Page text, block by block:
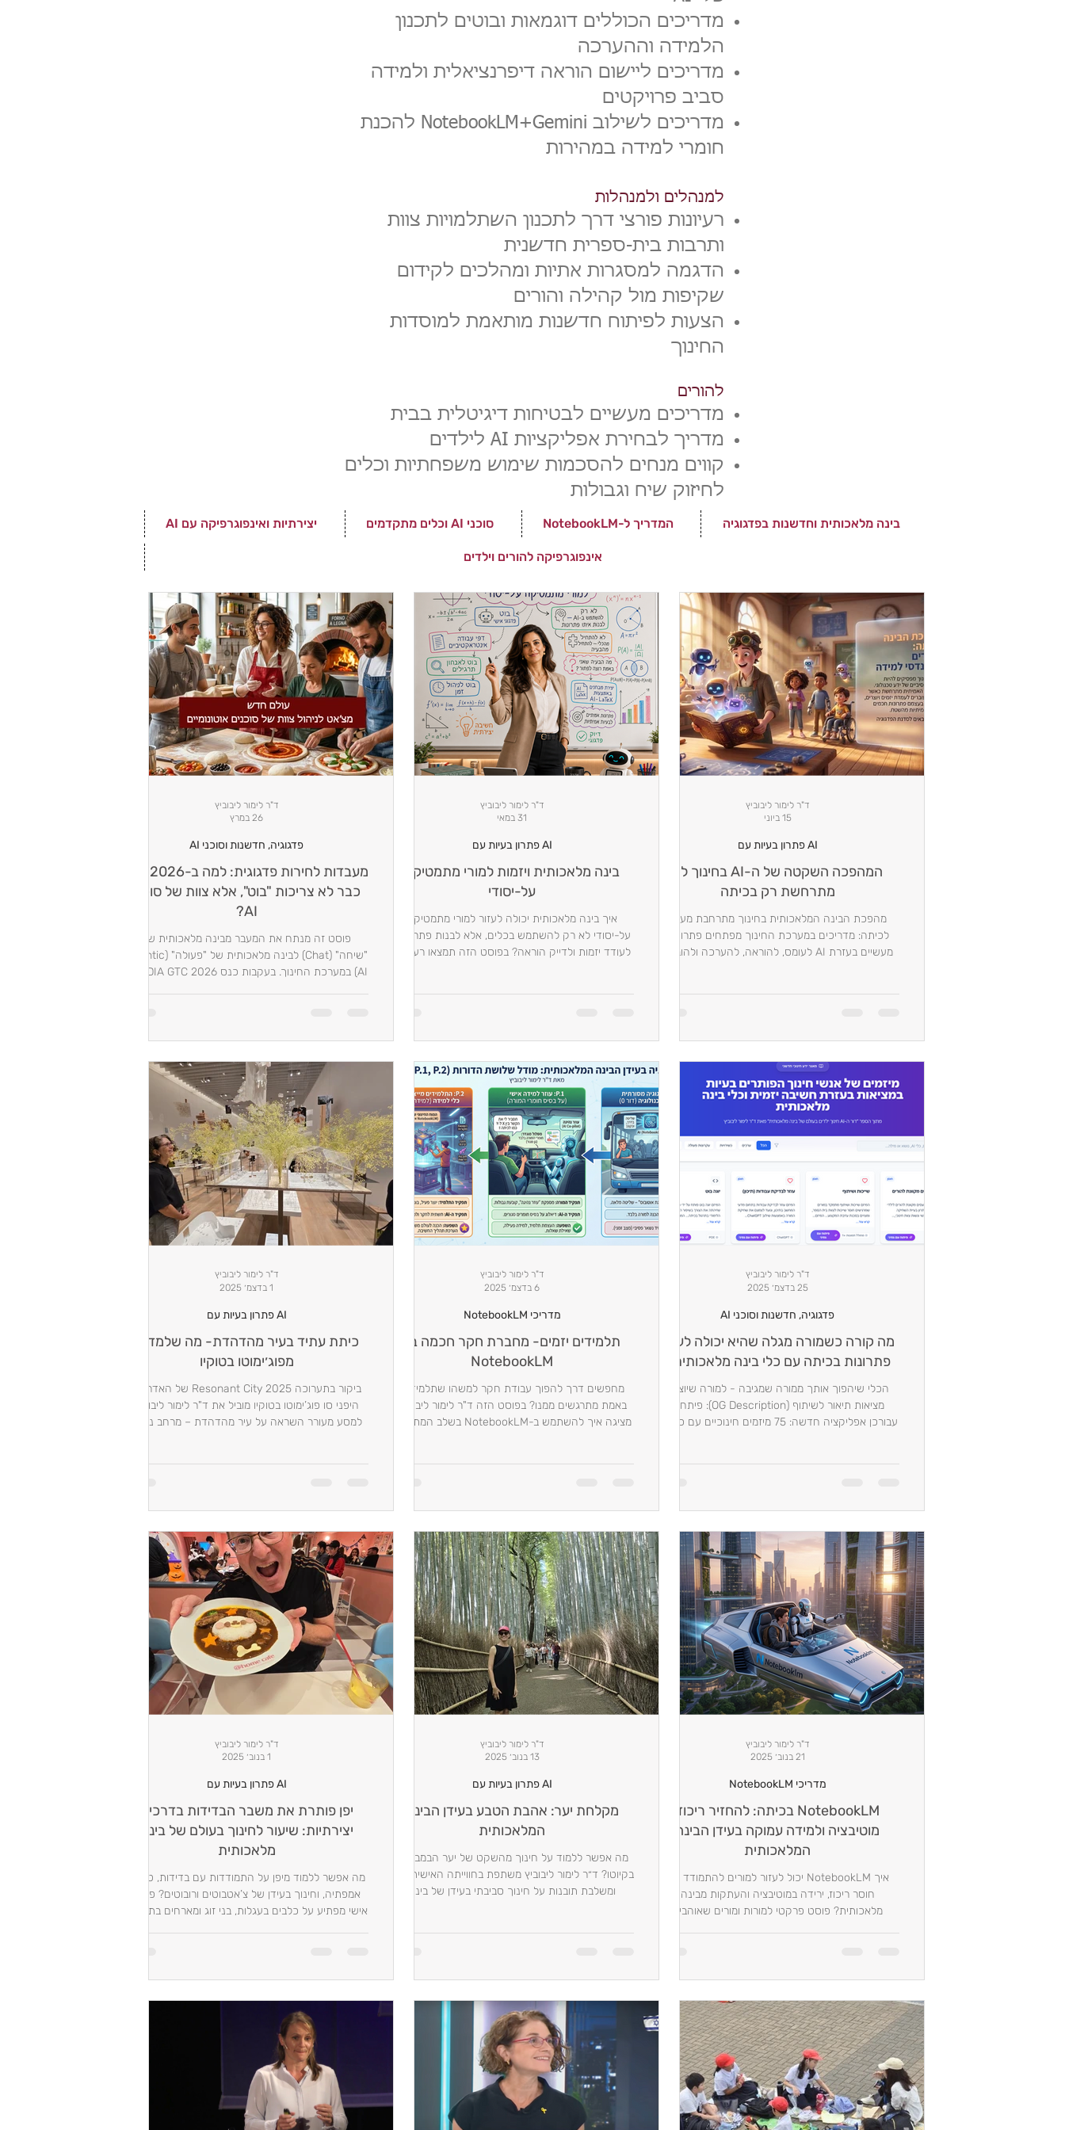
מדריכים הכוללים דוגמאות ובוטים לתכנון
הלמידה וההערכה
מדריכים ליישום הוראה דיפרנציאלית ולמידה
סביב פרויקטים
מדריכים לשילוב NotebookLM+Gemini להכנת
חומרי למידה במהירות
למנהלים ולמנהלות
רעיונות פורצי דרך לתכנון השתלמויות צוות
ותרבות בית-ספרית חדשנית
הדגמה למסגרות אתיות ומהלכים לקידום
שקיפות מול קהילה והורים
הצעות לפיתוח חדשנות מותאמת למוסדות
החינוך
להורים
מדריכים מעשיים לבטיחות דיגיטלית בבית
מדריך לבחירת אפליקציות AI לילדים
​קווים מנחים להסכמות שימוש משפחתיות וכלים
לחיזוק שיח וגבולות
בינה מלאכותית וחדשנות בפדגוגיה המדריך ל-NotebookLM סוכני AI וכלים מתקדמים יצירתיות ואינפוגרפיקה עם AI
אינפוגרפיקה להורים וילדים
המהפכה השקטה של ה-AI בחינוך לא
מתרחשת רק בכיתה
מהפכת הבינה המלאכותית בחינוך מתרחבת מעבר
לכיתה: מדריכים במערכת החינוך מפתחים פתרונות
מעשיים בעזרת AI לעומס, להוראה, להערכה ולהובלה
AI פתרון בעיות עם
ד"ר לימור ליבוביץ
15 ביוני
בינה מלאכותית ויזמות למורי מתמטיקה
על-יסודי
איך בינה מלאכותית יכולה לעזור למורי מתמטיקה
על-יסודי לא רק להשתמש בכלים, אלא לבנות פתרונות,
לעודד יזמות ולדייק הוראה? בפוסט הזה תמצאו רעיונות
AI פתרון בעיות עם
ד"ר לימור ליבוביץ
31 במאי
כבר לא צריכות "בוט", אלא צוות של סוכני
AI?
פוסט זה מנתח את המעבר מבינה מלאכותית של
"שיחה" (Chat) לבינה מלאכותית של "פעולה" (Agentic
פדגוגיה, חדשנות וסוכני AI
ד"ר לימור ליבוביץ
26 במרץ
מה קורה כשמורה מגלה שהיא יכולה לעצב
פתרונות בכיתה עם כלי בינה מלאכותית?
הכלי שיהפוך אותך ממורה שמגיבה - למורה שיוצרת
מציאות תיאור לשיתוף (OG Description): פיתחתי
עבורכן אפליקציה חדשה: 75 מיזמים חינוכיים עם כפתור
פדגוגיה, חדשנות וסוכני AI
ד"ר לימור ליבוביץ
25 בדצמ׳ 2025
תלמידים יזמים- מחברת חקר חכמה ב-
NotebookLM
מחפשים דרך להפוך עבודת חקר למשהו שתלמידים
באמת מתרגשים ממנו? בפוסט הזה ד"ר לימור ליבוביץ'
מציגה איך להשתמש ב-NotebookLM בשלב המתקדם
מדריכי NotebookLM
ד"ר לימור ליבוביץ
6 בדצמ׳ 2025
כיתת עתיד בעיר מהדהדת- מה שלמדתי
מפוג׳ימוטו בטוקיו
ביקור בתערוכה Resonant City 2025 של האדריכל
היפני סו פוג’ימוטו בטוקיו מוביל את ד"ר לימור ליבוביץ
למסע מעורר השראה על עיר מהדהדת – מרחב נושם
AI פתרון בעיות עם
ד"ר לימור ליבוביץ
1 בדצמ׳ 2025
NotebookLM בכיתה: להחזיר ריכוז,
מוטיבציה ולמידה עמוקה בעידן הבינה
המלאכותית
איך NotebookLM יכול לעזור למורים להתמודד עם
חוסר ריכוז, ירידה במוטיבציה והעתקות מבינה
מלאכותית? פוסט פרקטי למורות ומורים שאוהבים
מדריכי NotebookLM
ד"ר לימור ליבוביץ
21 בנוב׳ 2025
מקלחת יער: אהבת הטבע בעידן הבינה
המלאכותית
מה אפשר ללמוד על חינוך מהשקט של יער הבמבוקים
בקיוטו? ד״ר לימור ליבוביץ משתפת בחווייתה האישית מיפן
ומשלבת תובנות על חינוך סביבתי בעידן של בינה
AI פתרון בעיות עם
ד"ר לימור ליבוביץ
13 בנוב׳ 2025
יפן פותרת את משבר הבדידות בדרכים
יצירתיות: שיעור לחינוך בעולם של בינה
מלאכותית
מה אפשר ללמוד מיפן על התמודדות עם בדידות, טיפוח
אמפתיה, וחינוך בעידן של צ’אטבוטים ורובוטים? פוסט
אישי מפתיע על כלבים בעגלות, בני זוג ומארחים בתשלום
AI פתרון בעיות עם
ד"ר לימור ליבוביץ
1 בנוב׳ 2025